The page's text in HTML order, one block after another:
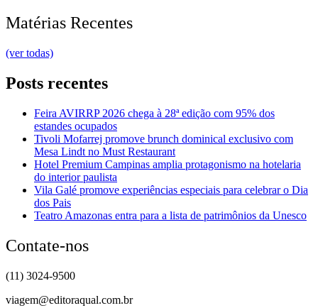
Matérias Recentes
(ver todas)
Posts recentes
Feira AVIRRP 2026 chega à 28ª edição com 95% dos
estandes ocupados
Tivoli Mofarrej promove brunch dominical exclusivo com
Mesa Lindt no Must Restaurant
Hotel Premium Campinas amplia protagonismo na hotelaria
do interior paulista
Vila Galé promove experiências especiais para celebrar o Dia
dos Pais
Teatro Amazonas entra para a lista de patrimônios da Unesco
Contate-nos
(11) 3024-9500
viagem@editoraqual.com.br